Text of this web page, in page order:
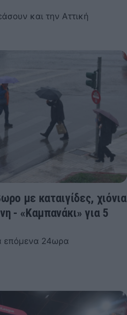
και την Αττική
με καταιγίδες, χιόνια
- «Καμπανάκι» για 5
επόμενα 24ωρα